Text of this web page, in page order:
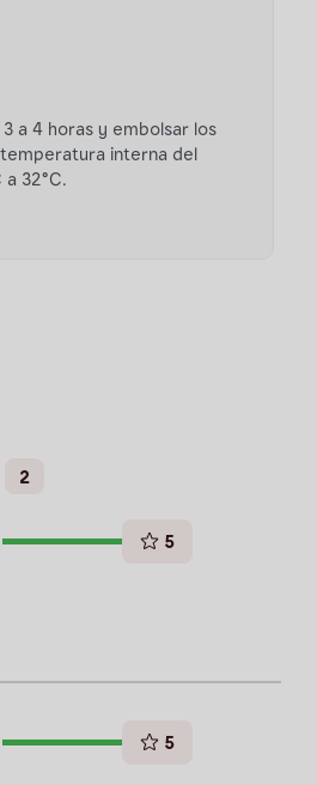
a 4 horas y embolsar los
interna del
32°C.
2
5
5